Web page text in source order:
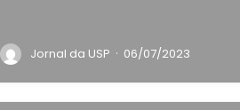
Jornal da USP · 06/07/2023